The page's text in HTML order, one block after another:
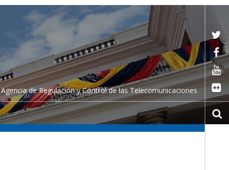
Agencia de Regulación y Control de las Telecomunicaciones